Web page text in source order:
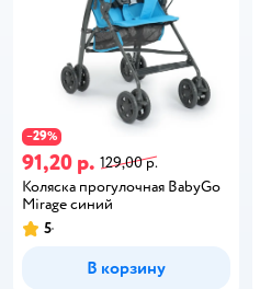
−29%
91,20 р. 129,00 р.
Коляска прогулочная BabyGo
Mirage синий
5
В корзину